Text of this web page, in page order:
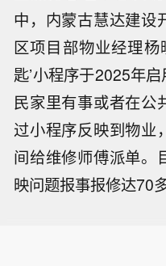
中，内蒙古慧达建设
区项目部物业经理杨
匙’小程序于2025年
民家里有事或者在公
过小程序反映到物业
间给维修师傅派单。
映问题报事报修达70